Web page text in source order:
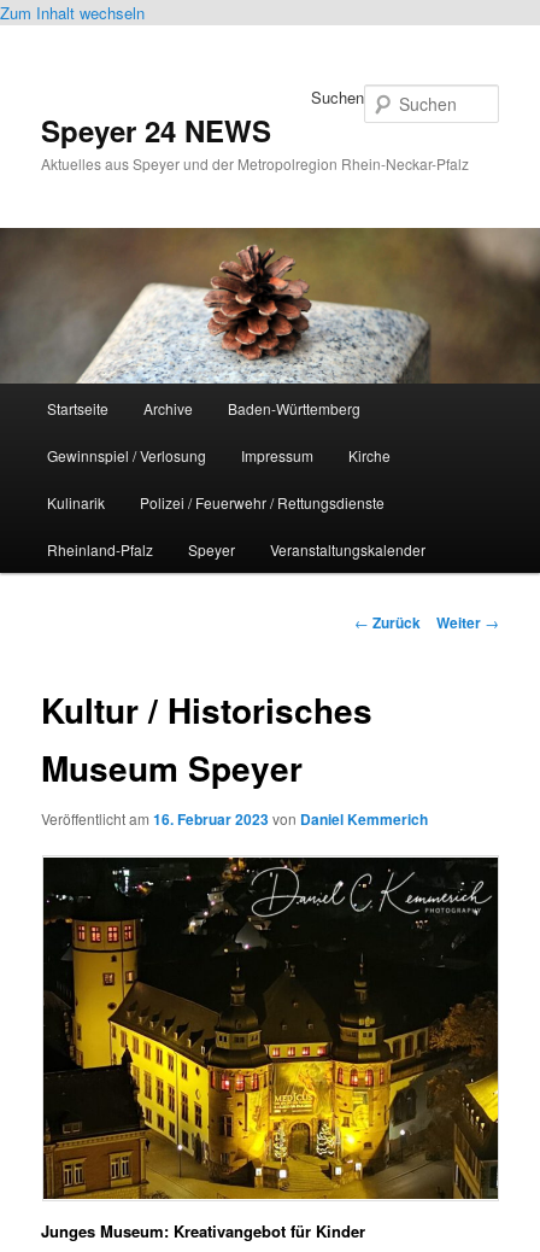
Zum Inhalt wechseln
Speyer 24 NEWS
Aktuelles aus Speyer und der Metropolregion Rhein-Neckar-Pfalz
Suchen
Startseite Archive Baden-Württemberg
Gewinnspiel / Verlosung Impressum Kirche
Kulinarik Polizei / Feuerwehr / Rettungsdienste
Rheinland-Pfalz Speyer Veranstaltungskalender
Beitrags-
← Zurück Weiter →
Kultur / Historisches
Museum Speyer
Veröffentlicht am16. Februar 2023von Daniel Kemmerich
Junges Museum: Kreativangebot für Kinder